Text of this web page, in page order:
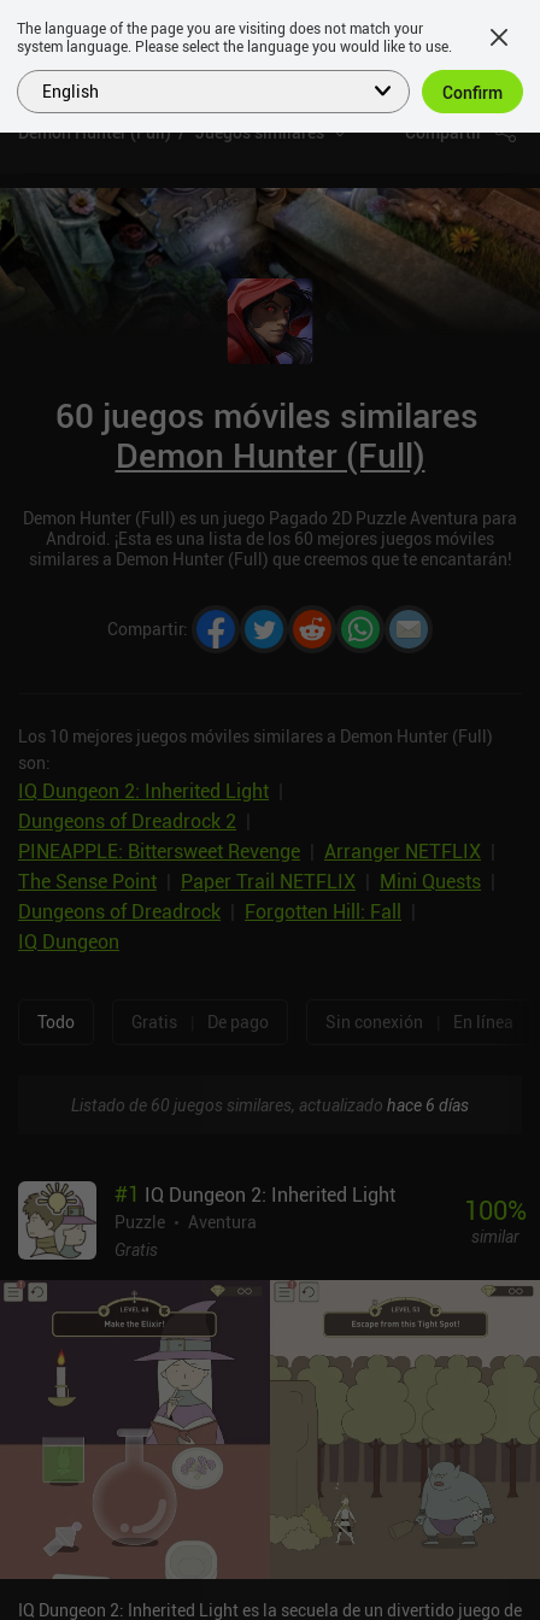
Demon Hunter (Full) Juegos similares Compartir
60 juegos móviles similares
Demon Hunter (Full)
Demon Hunter (Full) es un juego Pagado 2D Puzzle Aventura para
Android. ¡Esta es una lista de los 60 mejores juegos móviles
similares a Demon Hunter (Full) que creemos que te encantarán!
Compartir:
Los 10 mejores juegos móviles similares a Demon Hunter (Full)
son:
IQ Dungeon 2: Inherited Light
Dungeons of Dreadrock 2
PINEAPPLE: Bittersweet Revenge
Arranger NETFLIX
The Sense Point
Paper Trail NETFLIX Mini Quests
Dungeons of Dreadrock
Forgotten Hill: Fall
IQ Dungeon
Todo Gratis De pago Sin conexión En línea
Listado de 60 juegos similares, actualizado hace 6 días
#1 IQ Dungeon 2: Inherited Light
Puzzle
Aventura
Gratis
100%
similar
IQ Dungeon 2: Inherited Light es la secuela de un divertido juego de
The language of the page you are visiting does not match your
system language. Please select the language you would like to use.
English Confirm